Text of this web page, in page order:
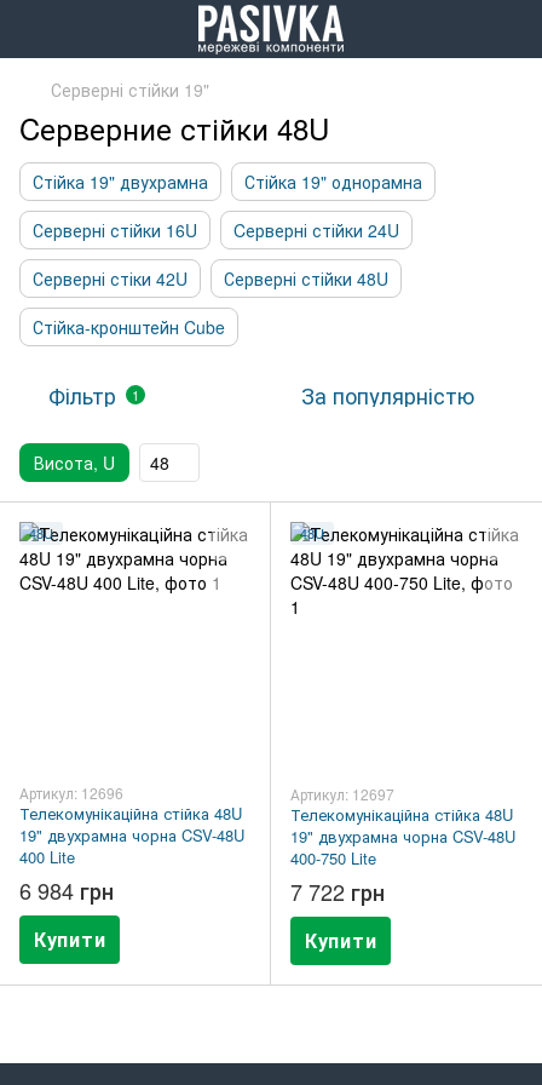
Серверні стійки 19"
Cерверние стійки 48U
Стійка 19" двухрамна
Стійка 19" однорамна
Серверні стійки 16U
Cерверні стійки 24U
Серверні стіки 42U
Серверні стійки 48U
Стійка-кронштейн Cube
Фільтр 1 За популярністю
Висота, U 48
48U
Артикул: 12696
Телекомунікаційна стійка 48U
19" двухрамна чорна CSV-48U
400 Lite
6 984 грн
Купити
48U
Артикул: 12697
Телекомунікаційна стійка 48U
19" двухрамна чорна CSV-48U
400-750 Lite
7 722 грн
Купити